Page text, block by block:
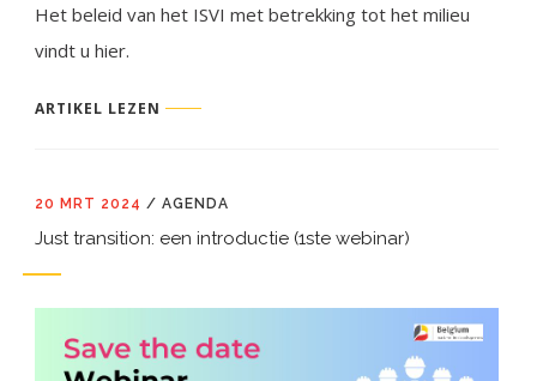
Het beleid van het ISVI met betrekking tot het milieu
vindt u hier.
ARTIKEL LEZEN
20 MRT 2024 / AGENDA
Just transition: een introductie (1ste webinar)